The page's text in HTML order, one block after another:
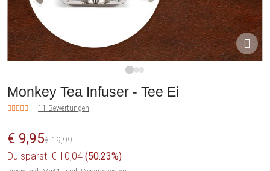
Monkey Tea Infuser - Tee Ei
11 Bewertungen
€ 9,95€ 19,99
Du sparst: € 10,04 (50.23%)